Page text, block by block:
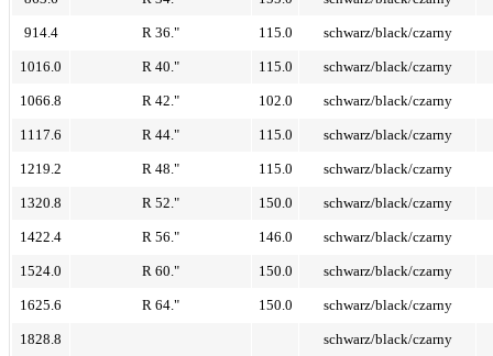
914.4 R 36." 115.0 schwarz/black/czarny
1016.0 R 40." 115.0 schwarz/black/czarny
1066.8 R 42." 102.0 schwarz/black/czarny
1117.6 R 44." 115.0 schwarz/black/czarny
1219.2 R 48." 115.0 schwarz/black/czarny
1320.8 R 52." 150.0 schwarz/black/czarny
1422.4 R 56." 146.0 schwarz/black/czarny
1524.0 R 60." 150.0 schwarz/black/czarny
1625.6 R 64." 150.0 schwarz/black/czarny
1828.8 schwarz/black/czarny